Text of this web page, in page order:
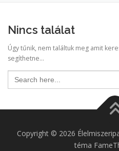
VÁSÁRLÁSI FELTÉTELEK
Nincs találat
Úgy tűnik, nem találtuk meg amit
segíthetne...
Search
for:
Copyright © 2026
téma